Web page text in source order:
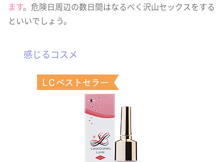
ます。危険日周辺の数日間はなるべく沢山セックスをする
といいでしょう。
感じるコスメ